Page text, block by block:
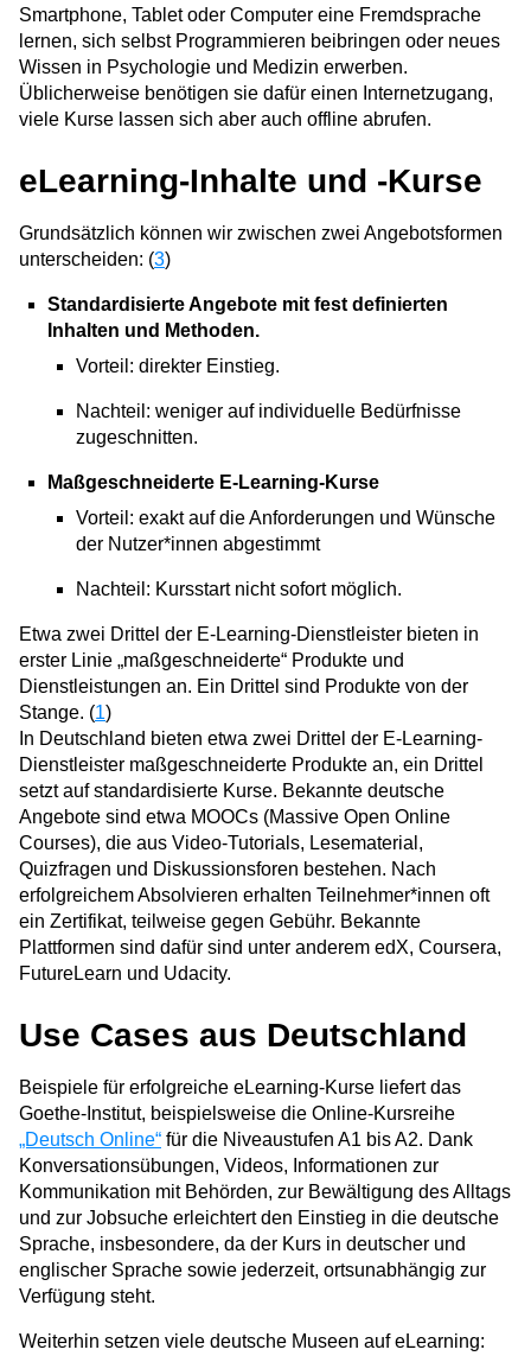
Smartphone, Tablet oder Computer eine Fremdsprache
lernen, sich selbst Programmieren beibringen oder neues
Wissen in Psychologie und Medizin erwerben.
Üblicherweise benötigen sie dafür einen Internetzugang,
viele Kurse lassen sich aber auch offline abrufen.
eLearning-Inhalte und -Kurse
Grundsätzlich können wir zwischen zwei Angebotsformen
unterscheiden: (3)
Standardisierte Angebote mit fest definierten
Inhalten und Methoden.
Vorteil: direkter Einstieg.
Nachteil: weniger auf individuelle Bedürfnisse
zugeschnitten.
Maßgeschneiderte E-Learning-Kurse
Vorteil: exakt auf die Anforderungen und Wünsche
der Nutzer*innen abgestimmt
Nachteil: Kursstart nicht sofort möglich.
Etwa zwei Drittel der E-Learning-Dienstleister bieten in
erster Linie „maßgeschneiderte“ Produkte und
Dienstleistungen an. Ein Drittel sind Produkte von der
Stange. (1)
In Deutschland bieten etwa zwei Drittel der E-Learning-
Dienstleister maßgeschneiderte Produkte an, ein Drittel
setzt auf standardisierte Kurse. Bekannte deutsche
Angebote sind etwa MOOCs (Massive Open Online
Courses), die aus Video-Tutorials, Lesematerial,
Quizfragen und Diskussionsforen bestehen. Nach
erfolgreichem Absolvieren erhalten Teilnehmer*innen oft
ein Zertifikat, teilweise gegen Gebühr. Bekannte
Plattformen sind dafür sind unter anderem edX, Coursera,
FutureLearn und Udacity.
Use Cases aus Deutschland
Beispiele für erfolgreiche eLearning-Kurse liefert das
Goethe-Institut, beispielsweise die Online-Kursreihe
„Deutsch Online“ für die Niveaustufen A1 bis A2. Dank
Konversationsübungen, Videos, Informationen zur
Kommunikation mit Behörden, zur Bewältigung des Alltags
und zur Jobsuche erleichtert den Einstieg in die deutsche
Sprache, insbesondere, da der Kurs in deutscher und
englischer Sprache sowie jederzeit, ortsunabhängig zur
Verfügung steht.
Weiterhin setzen viele deutsche Museen auf eLearning: